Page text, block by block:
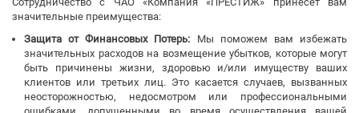
значительные преимущества:
Защита от Финансовых Потерь: Мы поможем вам избежать
значительных расходов на возмещение убытков, которые могут
быть причинены жизни, здоровью и/или имуществу ваших
клиентов или третьих лиц. Это касается случаев, вызванных
неосторожностью, недосмотром или профессиональными